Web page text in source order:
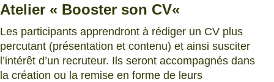
Atelier « Booster son CV«
Les participants apprendront à rédiger un CV plus
percutant (présentation et contenu) et ainsi susciter
l’intérêt d’un recruteur. Ils seront accompagnés dans
la création ou la remise en forme de leurs